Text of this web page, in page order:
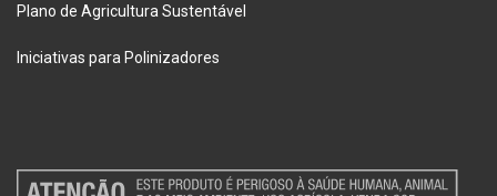
Plano de Agricultura Sustentável
Iniciativas para Polinizadores